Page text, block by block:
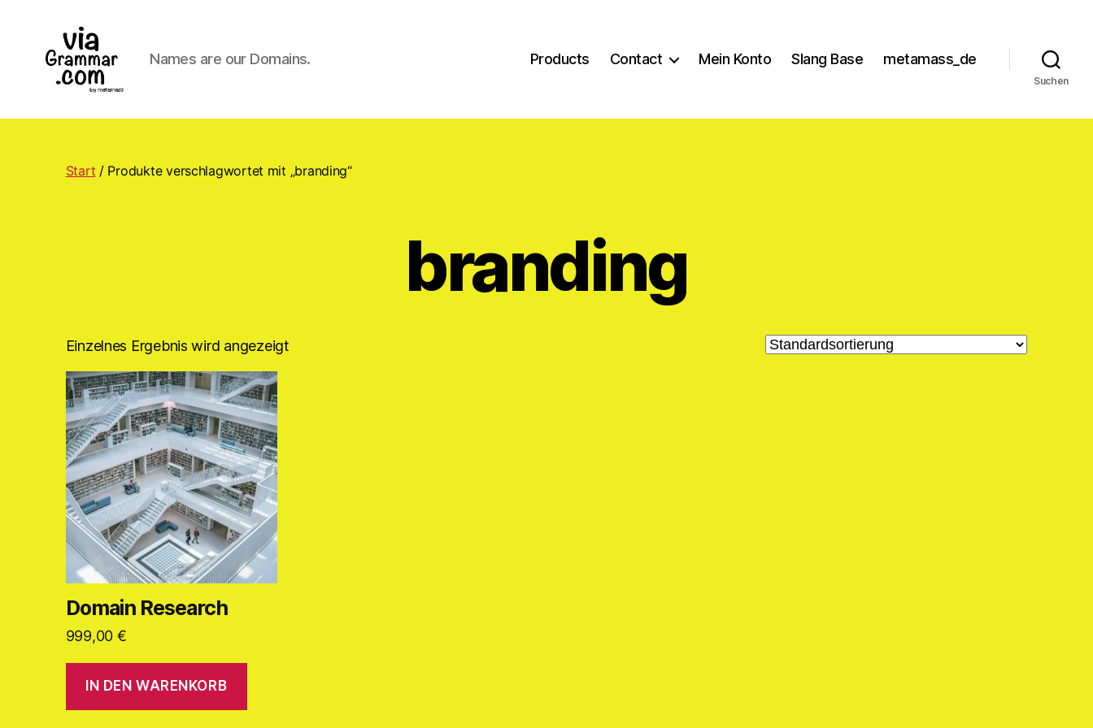
Names are our Domains. Products Contact Mein Konto Slang Base metamass_de
Suchen
Start / Produkte verschlagwortet mit „branding“
branding
Einzelnes Ergebnis wird angezeigt
Domain Research
999,00 €
IN DEN WARENKORB